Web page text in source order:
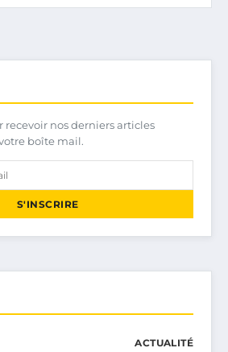
recevoir nos derniers articles
boîte mail.
S'INSCRIRE
ACTUALITÉ